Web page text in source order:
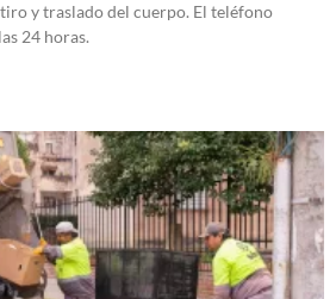
y traslado del cuerpo. El teléfono
24 horas.